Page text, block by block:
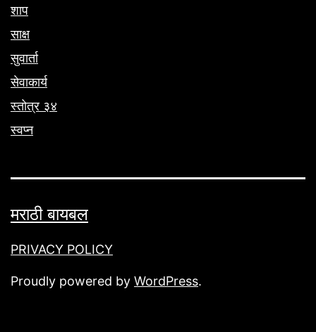
शाप
साक्ष
सुवार्ता
सेवाकार्य
स्तोत्र ३४
स्वप्न
मराठी बायबल
PRIVACY POLICY
Proudly powered by WordPress.